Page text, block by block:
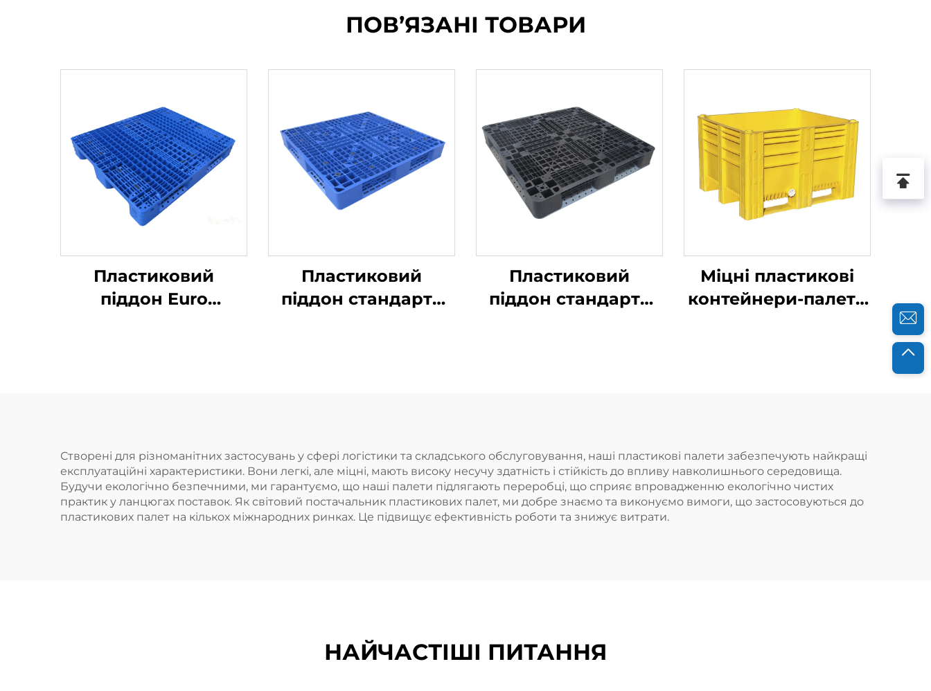
ПОВ’ЯЗАНІ ТОВАРИ
Пластиковий
піддон Euro
транспортування
Пластиковий
піддон стандарту
на заводах, у
супермаркетах для
штабелювання, на
стелажах та як
Пластиковий
піддон стандарту
на заводах, у
супермаркетах для
штабелювання, на
стелажах та як
Міцні пластикові
контейнери-палети
Створені для різноманітних застосувань у сфері логістики та складського обслуговування, наші пластикові палети забезпечують найкращі
експлуатаційні характеристики. Вони легкі, але міцні, мають високу несучу здатність і стійкість до впливу навколишнього середовища.
Будучи екологічно безпечними, ми гарантуємо, що наші палети підлягають переробці, що сприяє впровадженню екологічно чистих
практик у ланцюгах поставок. Як світовий постачальник пластикових палет, ми добре знаємо та виконуємо вимоги, що застосовуються до
пластикових палет на кількох міжнародних ринках. Це підвищує ефективність роботи та знижує витрати.
НАЙЧАСТІШІ ПИТАННЯ